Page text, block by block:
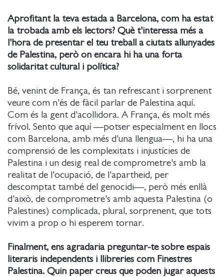
Aprofitant la teva estada a Barcelona, com ha estat
la trobada amb els lectors? Què t'interessa més a
l'hora de presentar el teu treball a ciutats allunyades
de Palestina, però on encara hi ha una forta
solidaritat cultural i política?
Bé, venint de França, és tan refrescant i sorprenent
veure com n'és de fàcil parlar de Palestina aquí.
Com és la gent d'acollidora. A França, és molt més
frívol. Sento que aquí —potser especialment en llocs
com Barcelona, amb més d'una llengua—, hi ha una
comprensió de les complexitats i injustícies de
Palestina i un desig real de comprometre's amb la
realitat de l'ocupació, de l'apartheid, per
descomptat també del genocidi—, però més enllà
d'això, de comprometre's amb aquesta Palestina (o
Palestines) complicada, plural, sorprenent, que tots
vivim a prop o hi esperem tornar.
Finalment, ens agradaria preguntar-te sobre espais
literaris independents i llibreries com Finestres
Palestina. Quin paper creus que poden jugar aquests